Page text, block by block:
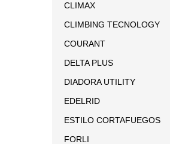
CLIMAX
CLIMBING TECNOLOGY
COURANT
DELTA PLUS
DIADORA UTILITY
EDELRID
ESTILO CORTAFUEGOS
FORLI